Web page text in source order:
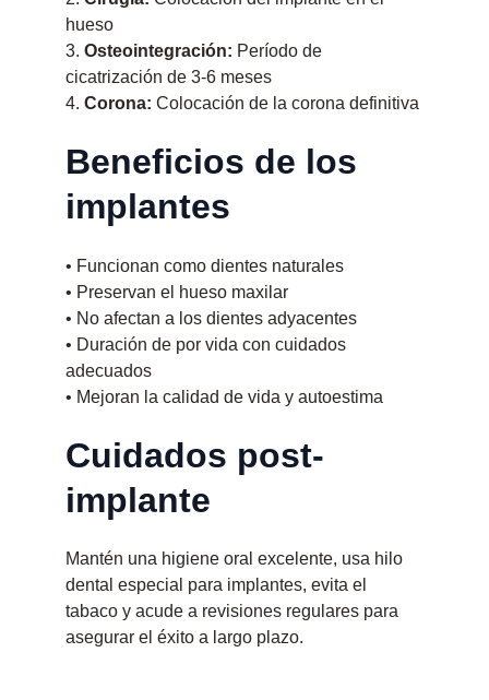
hueso
3. Osteointegración: Período de
cicatrización de 3-6 meses
4. Corona: Colocación de la corona definitiva
Beneficios de los
implantes
• Funcionan como dientes naturales
• Preservan el hueso maxilar
• No afectan a los dientes adyacentes
• Duración de por vida con cuidados
adecuados
• Mejoran la calidad de vida y autoestima
Cuidados post-
implante
Mantén una higiene oral excelente, usa hilo
dental especial para implantes, evita el
tabaco y acude a revisiones regulares para
asegurar el éxito a largo plazo.